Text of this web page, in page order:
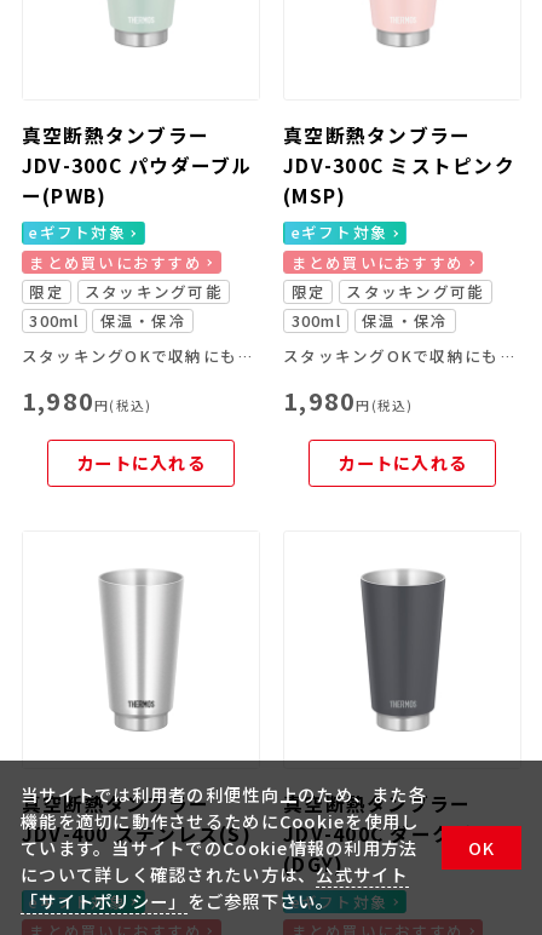
真空断熱タンブラー
JDV-300C パウダーブル
ー(PWB)
eギフト対象
まとめ買いにおすすめ
限定
スタッキング可能
300ml
保温・保冷
スタッキングOKで収納にも便利なカラータンブラー！
1,980円(税込)
カートに入れる
真空断熱タンブラー
JDV-300C ミストピンク
(MSP)
eギフト対象
まとめ買いにおすすめ
限定
スタッキング可能
300ml
保温・保冷
スタッキングOKで収納にも便利なカラータンブラー！
1,980円(税込)
カートに入れる
真空断熱タンブラー
JDV-400 ステンレス(S)
eギフト対象
真空断熱タンブラー
JDV-400C ダークグレー
(DGY)
eギフト対象
当サイトでは利用者の利便性向上のため、また各
機能を適切に動作させるためにCookieを使用し
ています。当サイトでのCookie情報の利用方法
について詳しく確認されたい方は、公式サイト
「サイトポリシー」 をご参照下さい。
OK